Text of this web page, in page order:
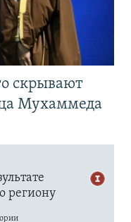
скрывают
Мухаммеда